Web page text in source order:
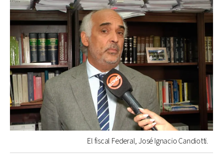
El fiscal Federal, José Ignacio Candiotti.